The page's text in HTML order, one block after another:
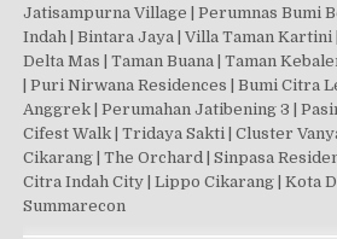
Jatisampurna Village | Perumnas Bumi
Indah | Bintara Jaya | Villa Taman Kartini
Delta Mas | Taman Buana | Taman
| Puri Nirwana Residences | Bumi Citra
Anggrek | Perumahan Jatibening 3 |
Cifest Walk | Tridaya Sakti | Cluster
Cikarang | The Orchard | Sinpasa
Citra Indah City | Lippo Cikarang | Kota
Summarecon